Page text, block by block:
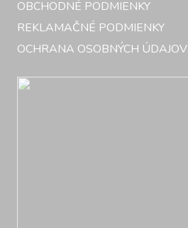
OBCHODNÉ PODMIENKY
REKLAMAČNÉ PODMIENKY
OCHRANA OSOBNÝCH ÚDAJOV